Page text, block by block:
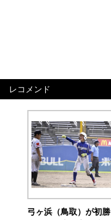
レコメンド
弓ヶ浜（鳥取）が初勝